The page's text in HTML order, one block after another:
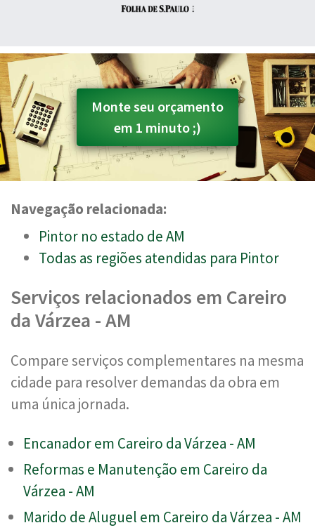
Monte seu orçamento
em 1 minuto ;)
Navegação relacionada:
Pintor no estado de AM
Todas as regiões atendidas para Pintor
Serviços relacionados em Careiro
da Várzea - AM
Compare serviços complementares na mesma
cidade para resolver demandas da obra em
uma única jornada.
Encanador em Careiro da Várzea - AM
Reformas e Manutenção em Careiro da
Várzea - AM
Marido de Aluguel em Careiro da Várzea - AM